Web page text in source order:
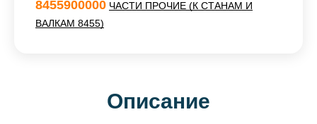
8455900000 ЧАСТИ ПРОЧИЕ (К СТАНАМ И
ВАЛКАМ 8455)
Описание